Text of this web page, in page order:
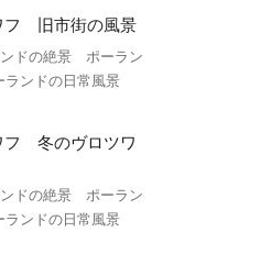
フ 旧市街の風景
ドの絶景 ポーラン
ンドの日常風景
フ 冬のヴロツワ
ドの絶景 ポーラン
ンドの日常風景